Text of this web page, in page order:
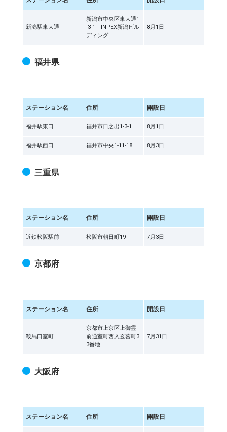
新潟駅東大通
新潟市中央区東大通1
-3-1 INPEX新潟ビル
ディング
8月1日
福井県
ステーション名 住所 開設日
福井駅東口 福井市日之出1-3-1 8月1日
福井駅西口 福井市中央1-11-18 8月3日
三重県
ステーション名 住所 開設日
近鉄松阪駅前 松阪市朝日町19 7月3日
京都府
ステーション名 住所 開設日
鞍馬口室町
京都市上京区上御霊
前通室町西入玄蕃町3
3番地
7月31日
大阪府
ステーション名 住所 開設日